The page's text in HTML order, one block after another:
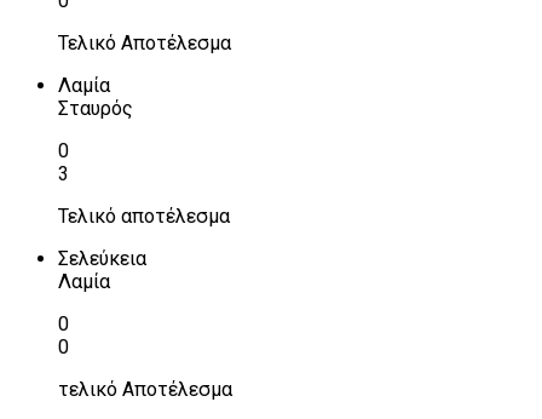
Τελικό Αποτέλεσμα
Λαμία
Σταυρός
0
3
Τελικό αποτέλεσμα
Σελεύκεια
Λαμία
0
0
τελικό Αποτέλεσμα